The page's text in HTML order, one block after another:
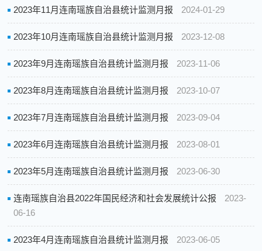
2023年11月连南瑶族自治县统计监测月报 2024-01-29
2023年10月连南瑶族自治县统计监测月报 2023-12-08
2023年9月连南瑶族自治县统计监测月报 2023-11-06
2023年8月连南瑶族自治县统计监测月报 2023-10-07
2023年7月连南瑶族自治县统计监测月报 2023-09-04
2023年6月连南瑶族自治县统计监测月报 2023-08-01
2023年5月连南瑶族自治县统计监测月报 2023-06-30
连南瑶族自治县2022年国民经济和社会发展统计公报
2023-
06-16
2023年4月连南瑶族自治县统计监测月报 2023-06-05